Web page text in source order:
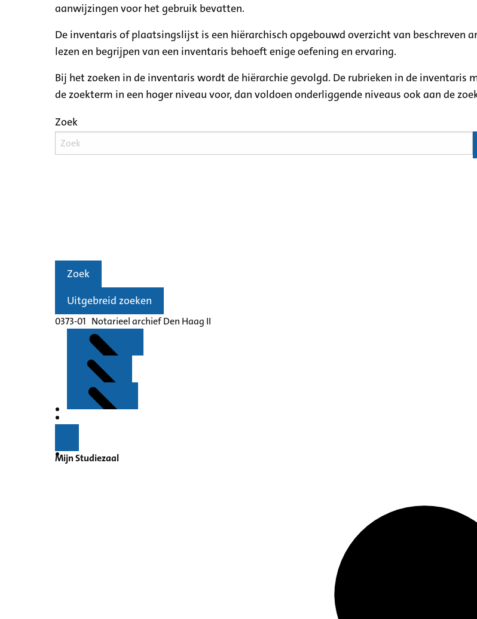
aanwijzingen voor het gebruik bevatten.
De inventaris of plaatsingslijst is een hiërarchisch opgebouwd overzicht van beschreven
lezen en begrijpen van een inventaris behoeft enige oefening en ervaring.
Bij het zoeken in de inventaris wordt de hiërarchie gevolgd. De rubrieken in de inventaris
de zoekterm in een hoger niveau voor, dan voldoen onderliggende niveaus ook aan de
Zoek
Zoek
Uitgebreid zoeken
0373-01 Notarieel archief Den Haag II
Inventaris
Mijn Studiezaal